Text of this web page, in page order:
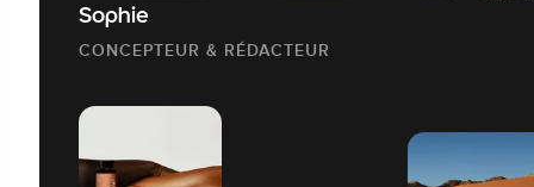
Sophie
CONCEPTEUR & RÉDACTEUR